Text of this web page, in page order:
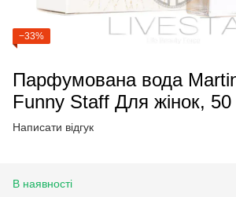
−33%
Парфумована вода
Funny Staff Для жінок,
Написати відгук
В наявності